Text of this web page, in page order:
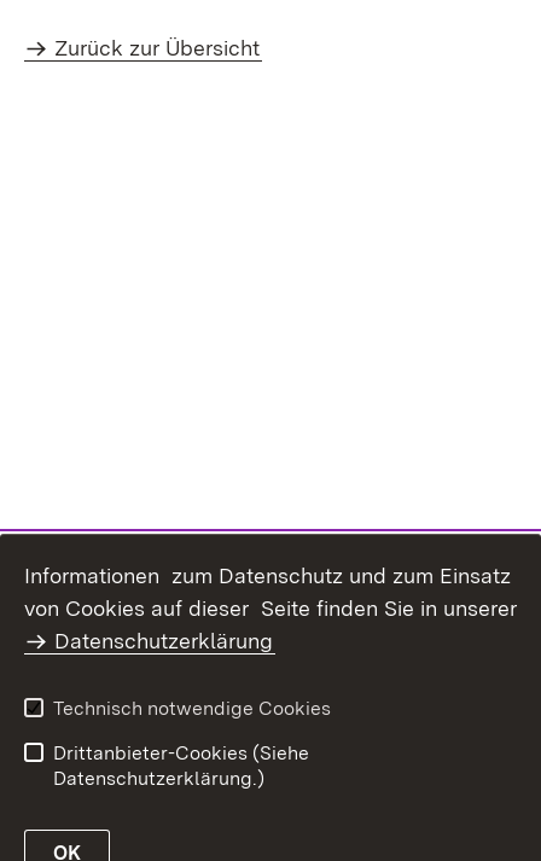
Zurück zur Übersicht
Inhaltsübersicht
Kontakt
Barrierefreiheit
Benutzungshinweise
Informationen zum Datenschutz und zum Einsatz
von Cookies auf dieser Seite finden Sie in unserer
Datenschutzerklärung
Technisch notwendige Cookies
Drittanbieter-Cookies (Siehe
Datenschutzerklärung.)
OK